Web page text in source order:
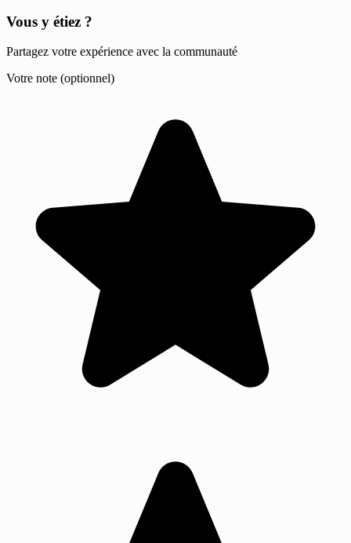
Vous y étiez ?
Partagez votre expérience avec la communauté
Votre note (optionnel)